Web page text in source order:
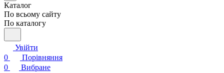
Каталог
По всьому сайту
По каталогу
Увійти
0
Порівняння
0
Вибране